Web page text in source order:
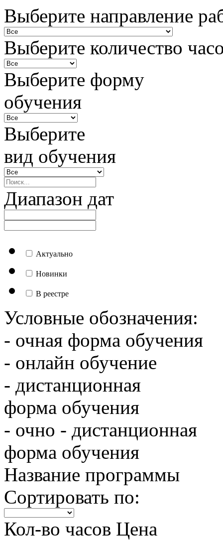
Выберите направление
Выберите количество
Выберите форму
обучения
Выберите
вид обучения
Диапазон дат
Актуально
Новинки
В реестре
Условные обозначения:
- очная форма обучения
- онлайн обучение
- дистанционная
форма обучения
- очно - дистанционная
форма обучения
Название программы
Сортировать по:
Кол-во часов Цена